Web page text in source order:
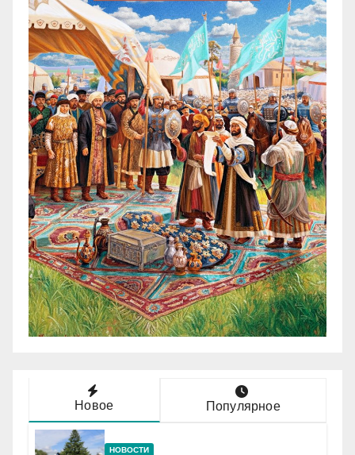
Новое Популярное
НОВОСТИ